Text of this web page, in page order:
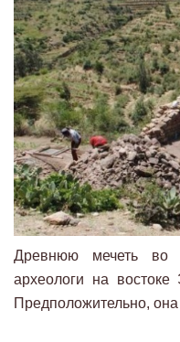
Древнюю мечеть во
археологи на
Предположительно,